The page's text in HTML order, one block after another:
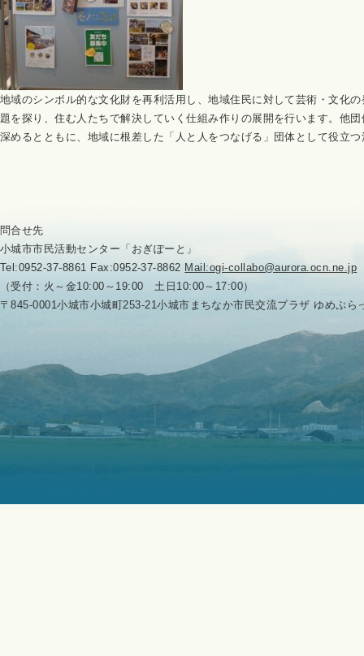
地域のシンボル的な文化財を再利活用し、地域住民に対して芸術・文化
題を探り、住む人たちで解決していく仕組み作りの展開を行います。 他団
深めるとともに、 地域に根差した「人と人をつなげる」団体として役立
問合せ先
小城市市民活動センター「おぎぽーと」
Tel:0952-37-8861 Fax:0952-37-8862 Mail:ogi-collabo@aurora.ocn.ne.jp
（受付：火～金10:00～19:00 土日10:00～17:00）
〒845-0001小城市小城町253-21小城市まちなか市民交流プラザ ゆめぷら